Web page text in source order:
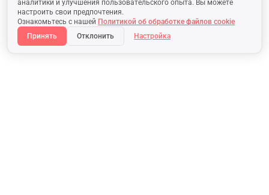
аналитики и улучшения пользовательского опыта. Вы можете
настроить свои предпочтения.
Ознакомьтесь с нашей Политикой об обработке файлов cookie
Принять
Отклонить Настройка